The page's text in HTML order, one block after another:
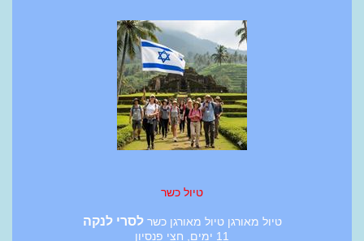
טיול כשר
טיול מאורגן טיול מאורגן כשרלסרי לנקה
11 ימים, חצי פנסיון